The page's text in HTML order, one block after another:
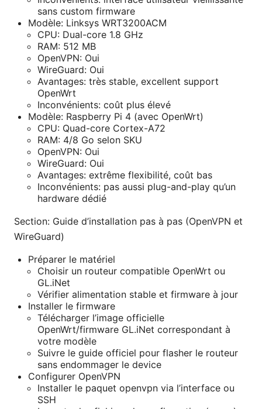
sans custom firmware
Modèle: Linksys WRT3200ACM
CPU: Dual-core 1.8 GHz
RAM: 512 MB
OpenVPN: Oui
WireGuard: Oui
Avantages: très stable, excellent support
OpenWrt
Inconvénients: coût plus élevé
Modèle: Raspberry Pi 4 (avec OpenWrt)
CPU: Quad-core Cortex-A72
RAM: 4/8 Go selon SKU
OpenVPN: Oui
WireGuard: Oui
Avantages: extrême flexibilité, coût bas
Inconvénients: pas aussi plug-and-play qu’un
hardware dédié
Section: Guide d’installation pas à pas (OpenVPN et
WireGuard)
Préparer le matériel
Choisir un routeur compatible OpenWrt ou
GL.iNet
Vérifier alimentation stable et firmware à jour
Installer le firmware
Télécharger l’image officielle
OpenWrt/firmware GL.iNet correspondant à
votre modèle
Suivre le guide officiel pour flasher le routeur
sans endommager le device
Configurer OpenVPN
Installer le paquet openvpn via l’interface ou
SSH